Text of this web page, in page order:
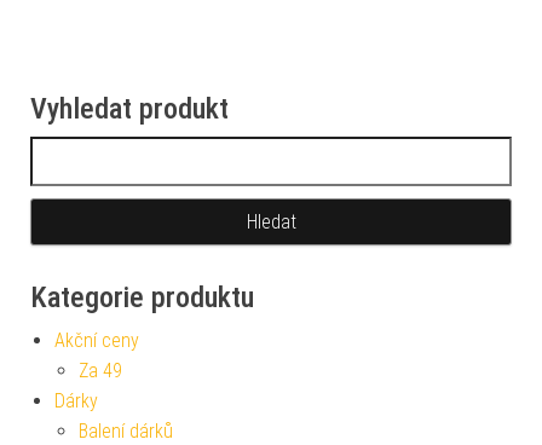
Vyhledat produkt
Kategorie produktu
Akční ceny
Za 49
Dárky
Balení dárků